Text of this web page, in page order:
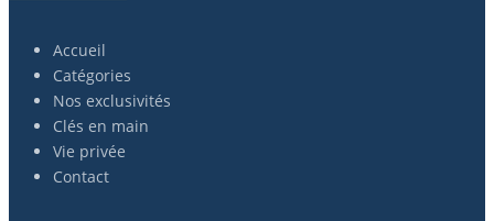
Accueil
Catégories
Nos exclusivités
Clés en main
Vie privée
Contact